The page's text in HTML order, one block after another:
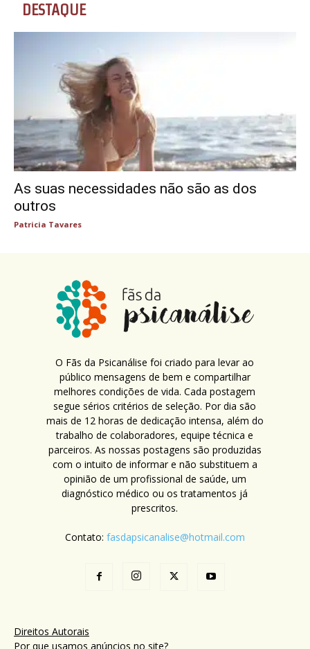
DESTAQUE
As suas necessidades não são as dos
outros
Patricia Tavares
O Fãs da Psicanálise foi criado para levar ao
público mensagens de bem e compartilhar
melhores condições de vida. Cada postagem
segue sérios critérios de seleção. Por dia são
mais de 12 horas de dedicação intensa, além do
trabalho de colaboradores, equipe técnica e
parceiros. As nossas postagens são produzidas
com o intuito de informar e não substituem a
opinião de um profissional de saúde, um
diagnóstico médico ou os tratamentos já
prescritos.
Contato: fasdapsicanalise@hotmail.com
Direitos Autorais
Por que usamos anúncios no site?